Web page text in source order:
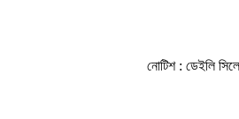
নোটিশ : ডেইলি